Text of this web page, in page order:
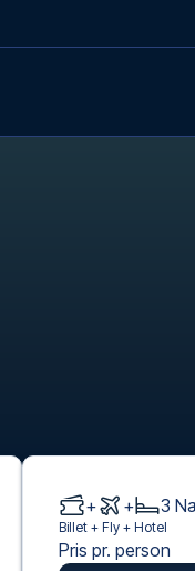
+ + 3
Billet + Fly + Hotel
Pris pr. person